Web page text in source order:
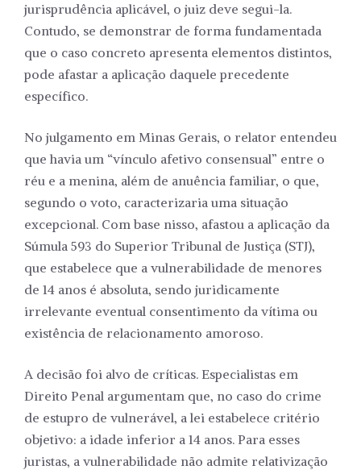
jurisprudência aplicável, o juiz deve segui-la.
Contudo, se demonstrar de forma fundamentada
que o caso concreto apresenta elementos distintos,
pode afastar a aplicação daquele precedente
específico.
No julgamento em Minas Gerais, o relator entendeu
que havia um “vínculo afetivo consensual” entre o
réu e a menina, além de anuência familiar, o que,
segundo o voto, caracterizaria uma situação
excepcional. Com base nisso, afastou a aplicação da
Súmula 593 do Superior Tribunal de Justiça (STJ),
que estabelece que a vulnerabilidade de menores
de 14 anos é absoluta, sendo juridicamente
irrelevante eventual consentimento da vítima ou
existência de relacionamento amoroso.
A decisão foi alvo de críticas. Especialistas em
Direito Penal argumentam que, no caso do crime
de estupro de vulnerável, a lei estabelece critério
objetivo: a idade inferior a 14 anos. Para esses
juristas, a vulnerabilidade não admite relativização